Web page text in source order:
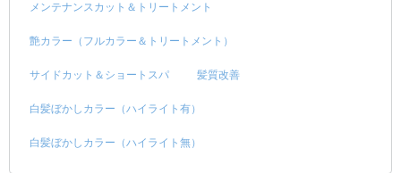
メンテナンスカット＆トリートメント
艶カラー（フルカラー＆トリートメント）
サイドカット＆ショートスパ 髪質改善
白髪ぼかしカラー（ハイライト有）
白髪ぼかしカラー（ハイライト無）